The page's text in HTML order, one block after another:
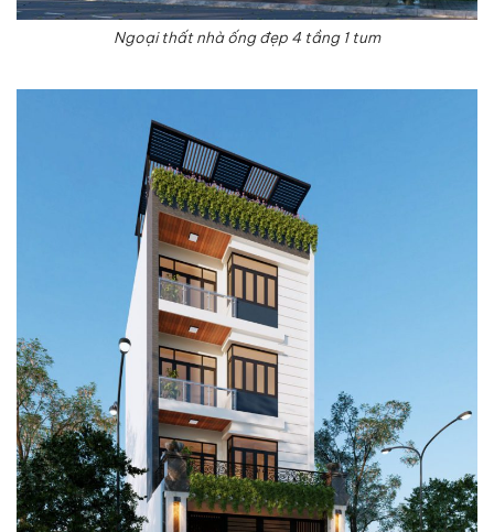
Ngoại thất nhà ống đẹp 4 tầng 1 tum